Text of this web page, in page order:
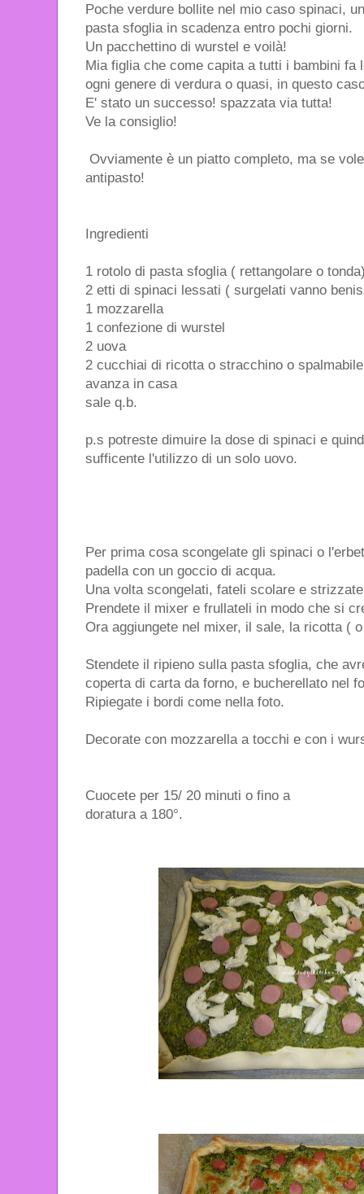
Poche verdure bollite nel mio caso spinaci,
pasta sfoglia in scadenza entro pochi giorni.
Un pacchettino di wurstel e voilà!
Mia figlia che come capita a tutti i bambini fa
ogni genere di verdura o quasi, in questo
E' stato un successo! spazzata via tutta!
Ve la consiglio!
Ovviamente è un piatto completo, ma se
antipasto!
Ingredienti
1 rotolo di pasta sfoglia ( rettangolare o
2 etti di spinaci lessati ( surgelati vanno
1 mozzarella
1 confezione di wurstel
2 uova
2 cucchiai di ricotta o stracchino o
avanza in casa
sale q.b.
p.s potreste dimuire la dose di spinaci e
sufficente l'utilizzo di un solo uovo.
Per prima cosa scongelate gli spinaci o
padella con un goccio di acqua.
Una volta scongelati, fateli scolare e
Prendete il mixer e frullateli in modo che si
Ora aggiungete nel mixer, il sale, la ricotta (
Stendete il ripieno sulla pasta sfoglia, che
coperta di carta da forno, e bucherellato nel
Ripiegate i bordi come nella foto.
Decorate con mozzarella a tocchi e con i
Cuocete per 15/ 20 minuti o fino a
doratura a 180°.